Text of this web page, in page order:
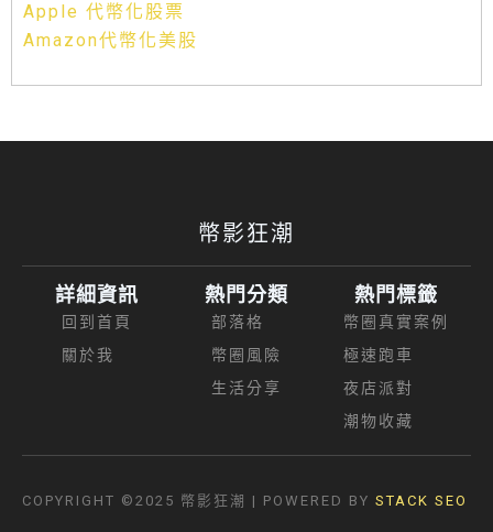
Apple 代幣化股票
Amazon代幣化美股
幣影狂潮
詳細資訊
回到首頁
關於我
熱門分類
部落格
幣圈風險
生活分享
熱門標籤
幣圈真實案例
極速跑車
夜店派對
潮物收藏
COPYRIGHT ©2025 幣影狂潮 | POWERED BY STACK SEO